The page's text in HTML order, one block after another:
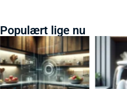
Populært lige nu